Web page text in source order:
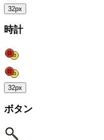
32px
時計
32px
ボタン